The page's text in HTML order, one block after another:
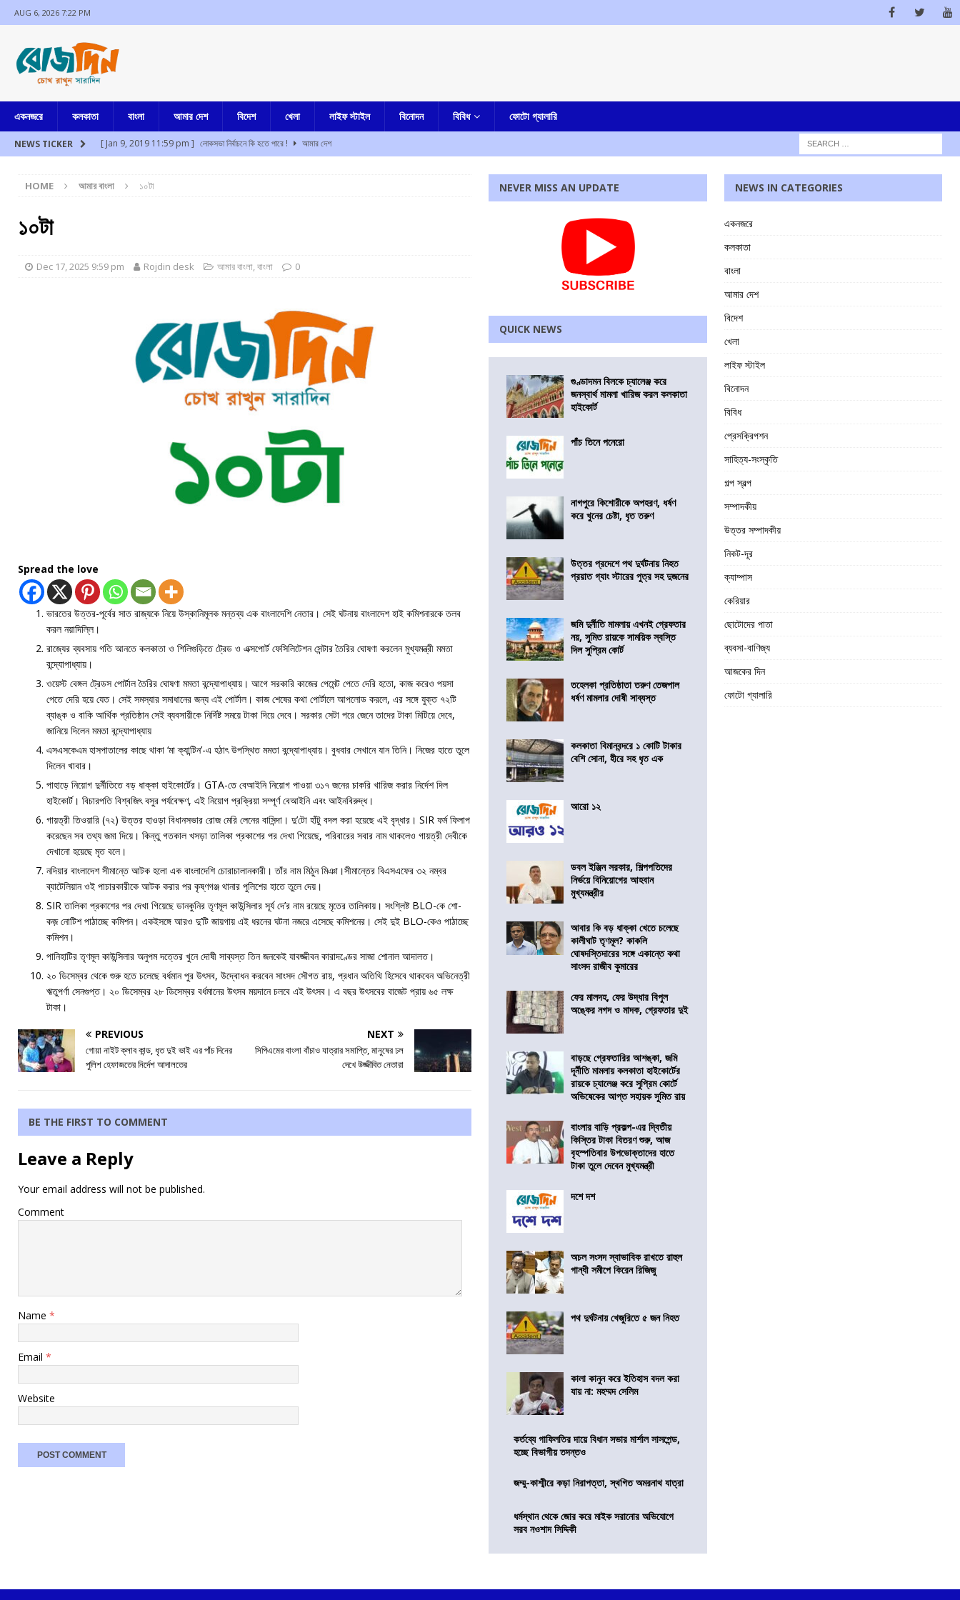
AUG 6, 2026 7:22 PM
একনজরে কলকাতা বাংলা আমার দেশ বিদেশ খেলা লাইফ স্টাইল বিনোদন বিবিধ ফোটো গ্যালারি
NEWS TICKER [ Jan 9, 2019 11:59 pm ] লোকসভা নির্বাচনে কি হতে পারে !
আমার দেশ
[ Aug 6, 2026 5:28 pm ]
[ Aug 6, 2026 4:08 pm ]
জমি দুর্নীতি মামলায় এখনই গ্রেফতার নয়, সুমিত রায়কে সাময়িক স্বস্তি দিল সুপ্রিম কোর্ট
HOME আমার বাংলা ১০টা
১০টা
Dec 17, 2025 9:59 pm Rojdin desk আমার বাংলা,বাংলা 0
Spread the love
ভারতের উত্তর-পূর্বের সাত রাজ্যকে নিয়ে উস্কানিমূলক মন্তব্য এক বাংলাদেশি নেতার। সেই ঘটনায় বাংলাদেশ হাই কমিশনারকে তলব
করল নয়াদিল্লি।
রাজ্যের ব্যবসায় গতি আনতে কলকাতা ও শিলিগুড়িতে ট্রেড ও এক্সপোর্ট ফেসিলিটেশন সেন্টার তৈরির ঘোষণা করলেন মুখ্যমন্ত্রী মমতা
বন্দ্যোপাধ্যায়।
ওয়েস্ট বেঙ্গল ট্রেডস পোর্টাল তৈরির ঘোষণা মমতা বন্দ্যোপাধ্যায়। আগে সরকারি কাজের পেমেন্ট পেতে দেরি হতো, কাজ করেও পয়সা
পেতে দেরি হয়ে যেত। সেই সমস্যার সমাধানের জন্য এই পোর্টাল। কাজ শেষের কথা পোর্টালে আপলোড করলে, এর সঙ্গে যুক্ত ৭২টি
ব্যাঙ্ক ও বাকি আর্থিক প্রতিষ্ঠান সেই ব্যবসায়ীকে নির্দিষ্ট সময়ে টাকা দিয়ে দেবে। সরকার সেটা পরে জেনে তাদের টাকা মিটিয়ে দেবে,
জানিয়ে দিলেন মমতা বন্দ্যোপাধ্যায়
এসএসকেএম হাসপাতালের কাছে থাকা ‘মা ক্যান্টিন’-এ হঠাৎ উপস্থিত মমতা বন্দ্যোপাধ্যায়। বুধবার সেখানে যান তিনি। নিজের হাতে তুলে
দিলেন খাবার।
পাহাড়ে নিয়োগ দুর্নীতিতে বড় ধাক্কা হাইকোর্টের। GTA-তে বেআইনি নিয়োগ পাওয়া ৩১৭ জনের চাকরি খারিজ করার নির্দেশ দিল
হাইকোর্ট। বিচারপতি বিশ্বজিৎ বসুর পর্যবেক্ষণ, এই নিয়োগ প্রক্রিয়া সম্পূর্ণ বেআইনি এবং আইনবিরুদ্ধ।
গায়ত্রী তিওয়ারি (৭২) উত্তর হাওড়া বিধানসভার রোজ মেরি লেনের বাসিন্দা। দু’টো হাঁটু বদল করা হয়েছে এই বৃদ্ধার। SIR ফর্ম ফিলাপ
করেছেন সব তথ্য জমা দিয়ে। কিন্তু গতকাল খসড়া তালিকা প্রকাশের পর দেখা গিয়েছে, পরিবারের সবার নাম থাকলেও গায়ত্রী দেবীকে
দেখানো হয়েছে মৃত বলে।
নদিয়ার বাংলাদেশ সীমান্তে আটক হলো এক বাংলাদেশি চোরাচালানকারী। তাঁর নাম মিঠুন মিঞা।সীমান্তের বিএসএফের ৩২ নম্বর
ব্যাটেলিয়ান ওই পাচারকারীকে আটক করার পর কৃষ্ণগঞ্জ থানার পুলিশের হাতে তুলে দেয়।
SIR তালিকা প্রকাশের পর দেখা গিয়েছে ডানকুনির তৃণমূল কাউন্সিলার সূর্য দে’র নাম রয়েছে মৃতের তালিকায়। সংশ্লিষ্ট BLO-কে শো-
কজ় নোটিশ পাঠাচ্ছে কমিশন। একইসঙ্গে আরও দু’টি জায়গায় এই ধরনের ঘটনা নজরে এসেছে কমিশনের। সেই দুই BLO-কেও পাঠাচ্ছে
কমিশন।
পানিহাটির তৃণমূল কাউন্সিলার অনুপম দত্তের খুনে দোষী সাব্যস্ত তিন জনকেই যাবজ্জীবন কারাদণ্ডের সাজা শোনাল আদালত।
২০ ডিসেম্বর থেকে শুরু হতে চলেছে বর্ধমান পুর উৎসব, উদ্বোধন করবেন সাংসদ সৌগত রায়, প্রধান অতিথি হিসেবে থাকবেন অভিনেত্রী
ঋতুপর্ণা সেনগুপ্ত। ২০ ডিসেম্বর ২৮ ডিসেম্বর বর্ধমানের উৎসব ময়দানে চলবে এই উৎসব। এ বছর উৎসবের বাজেট প্রায় ৬৫ লক্ষ
টাকা।
PREVIOUS
গোয়া নাইট ক্লাব কান্ড, ধৃত দুই ভাই এর পাঁচ দিনের
পুলিশ হেফাজতের নির্দেশ আদালতের
NEXT
সিপিএমের বাংলা বাঁচাও যাত্রার সমাপ্তি, মানুষের ঢল
দেখে উজ্জীবিত নেতারা
BE THE FIRST TO COMMENT
Leave a Reply
Your email address will not be published.
Comment
Name *
Email *
Website
NEVER MISS AN UPDATE
QUICK NEWS
গুণ্ডাদমন বিলকে চ্যালেঞ্জ করে
জনস্বার্থ মামলা খারিজ করল কলকাতা
হাইকোর্ট
পাঁচ তিনে পনেরো
নাগপুরে কিশোরীকে অপহরণ, ধর্ষণ
করে খুনের চেষ্টা, ধৃত তরুণ
উত্তর প্রদেশে পথ দুর্ঘটনায় নিহত
প্রয়াত গ্যাং স্টারের পুত্র সহ দুজনের
জমি দুর্নীতি মামলায় এখনই গ্রেফতার
নয়, সুমিত রায়কে সাময়িক স্বস্তি
দিল সুপ্রিম কোর্ট
তহেলকা প্রতিষ্ঠাতা তরুণ তেজপাল
ধর্ষণ মামলার দোষী সাব্যস্ত
কলকাতা বিমানবন্দরে ১ কোটি টাকার
বেশি সোনা, হীরে সহ ধৃত এক
আরো ১২
ডবল ইঞ্জিন সরকার, শিল্পপতিদের
নির্ভয়ে বিনিয়োগের আহবান
মুখ্যমন্ত্রীর
আবার কি বড় ধাক্কা খেতে চলেছে
কালীঘাট তৃণমূল? কাকলি
ঘোষদস্তিদারের সঙ্গে একান্তে কথা
সাংসদ রাজীব কুমারের
ফের মালদহ, ফের উদ্ধার বিপুল
অঙ্কের নগদ ও মাদক, গ্রেফতার দুই
বাড়ছে গ্রেফতারির আশঙ্কা, জমি
দূর্নীতি মামলায় কলকাতা হাইকোর্টের
রায়কে চ্যালেঞ্জ করে সুপ্রিম কোর্টে
অভিষেকের আপ্ত সহায়ক সুমিত রায়
বাংলার বাড়ি প্রকল্প-এর দ্বিতীয়
কিস্তির টাকা বিতরণ শুরু, আজ
বৃহস্পতিবার উপভোক্তাদের হাতে
টাকা তুলে দেবেন মুখ্যমন্ত্রী
দশে দশ
অচল সংসদ স্বাভাবিক রাখতে রাহুল
গান্ধী সমীপে কিরেন রিজিজু
পথ দুর্ঘটনায় খেজুরিতে ৫ জন নিহত
কালা কানুন করে ইতিহাস বদল করা
যায় না: মহম্মদ সেলিম
কর্তব্যে গাফিলতির দায়ে বিধান সভার মার্শাল সাসপেন্ড,
হচ্ছে বিভাগীয় তদন্তও
জম্মু-কাশ্মীরে কড়া নিরাপত্তা, স্থগিত অমরনাথ যাত্রা
ধর্মস্থান থেকে জোর করে মাইক সরানোর অভিযোগে
সরব নওশাদ সিদ্দিকী
NEWS IN CATEGORIES
একনজরে
কলকাতা
বাংলা
আমার দেশ
বিদেশ
খেলা
লাইফ স্টাইল
বিনোদন
বিবিধ
প্রেসক্রিপশন
সাহিত্য-সংস্কৃতি
গল্প স্বল্প
সম্পাদকীয়
উত্তর সম্পাদকীয়
নিকট-দূর
ক্যাম্পাস
কেরিয়ার
ছোটোদের পাতা
ব্যবসা-বাণিজ্য
আজকের দিন
ফোটো গ্যালারি